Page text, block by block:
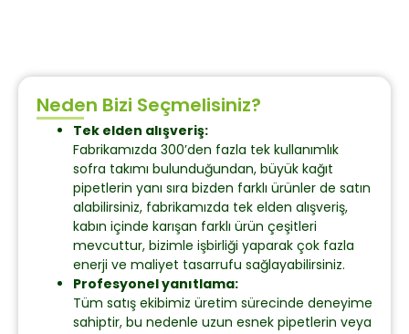
Neden Bizi Seçmelisiniz?
Tek elden alışveriş:
Fabrikamızda 300’den fazla tek kullanımlık
sofra takımı bulunduğundan, büyük kağıt
pipetlerin yanı sıra bizden farklı ürünler de satın
alabilirsiniz, fabrikamızda tek elden alışveriş,
kabın içinde karışan farklı ürün çeşitleri
mevcuttur, bizimle işbirliği yaparak çok fazla
enerji ve maliyet tasarrufu sağlayabilirsiniz.
Profesyonel yanıtlama:
Tüm satış ekibimiz üretim sürecinde deneyime
sahiptir, bu nedenle uzun esnek pipetlerin veya